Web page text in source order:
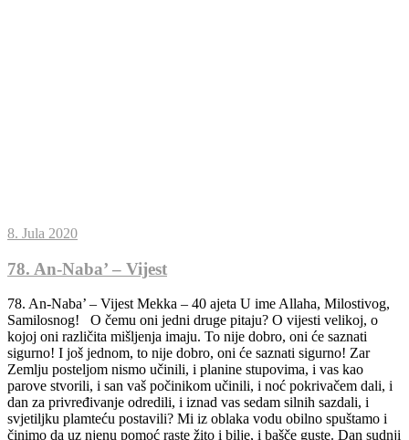
8. Jula 2020
78. An-Naba’ – Vijest
78. An-Naba’ – Vijest Mekka – 40 ajeta U ime Allaha, Milostivog,
Samilosnog! O čemu oni jedni druge pitaju? O vijesti velikoj, o
kojoj oni različita mišljenja imaju. To nije dobro, oni će saznati
sigurno! I još jednom, to nije dobro, oni će saznati sigurno! Zar
Zemlju posteljom nismo učinili, i planine stupovima, i vas kao
parove stvorili, i san vaš počinikom učinili, i noć pokrivačem dali, i
dan za privređivanje odredili, i iznad vas sedam silnih sazdali, i
svjetiljku plamteću postavili? Mi iz oblaka vodu obilno spuštamo i
činimo da uz njenu pomoć raste žito i bilje, i bašče guste. Dan sudnji